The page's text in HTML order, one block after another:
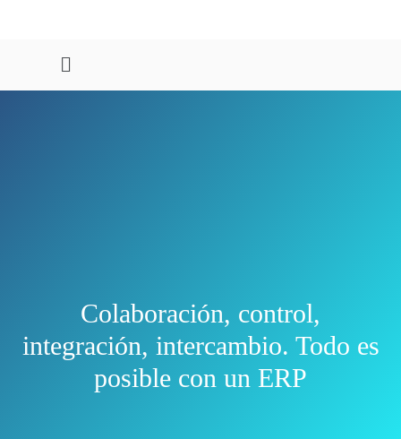
Colaboración, control,
integración, intercambio. Todo es
posible con un ERP